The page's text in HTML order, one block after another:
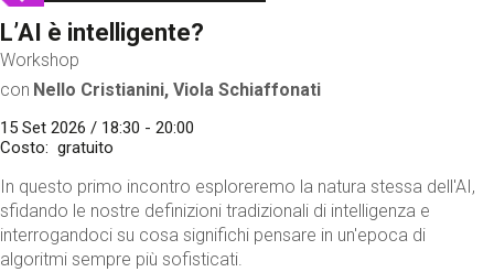
L’AI è intelligente?
Workshop
con Nello Cristianini, Viola Schiaffonati
15 Set 2026 / 18:30 - 20:00
Costo
gratuito
In questo primo incontro esploreremo la natura stessa dell'AI,
sfidando le nostre definizioni tradizionali di intelligenza e
interrogandoci su cosa significhi pensare in un'epoca di
algoritmi sempre più sofisticati.